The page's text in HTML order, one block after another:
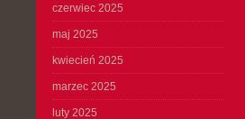
czerwiec 2025
maj 2025
kwiecień 2025
marzec 2025
luty 2025